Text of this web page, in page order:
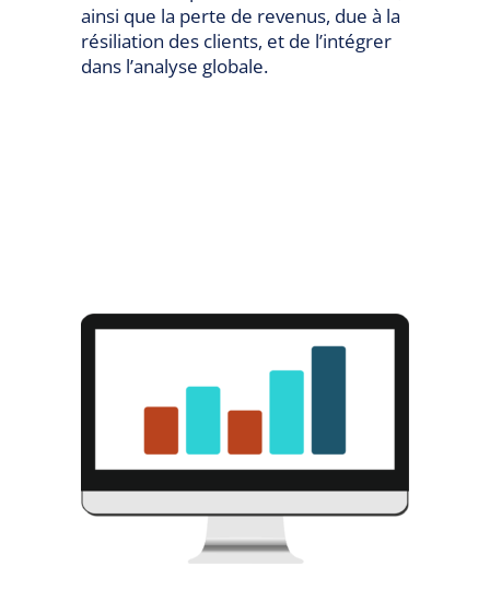
ainsi que la perte de revenus, due à la
résiliation des clients, et de l’intégrer
dans l’analyse globale.